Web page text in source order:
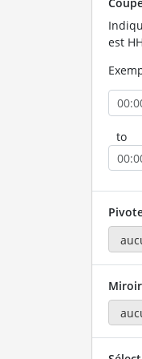
est
to